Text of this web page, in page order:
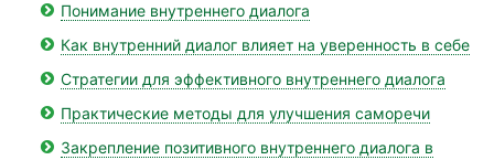
Понимание внутреннего диалога
Как внутренний диалог влияет на уверенность в себе
Стратегии для эффективного внутреннего диалога
Практические методы для улучшения саморечи
Закрепление позитивного внутреннего диалога в